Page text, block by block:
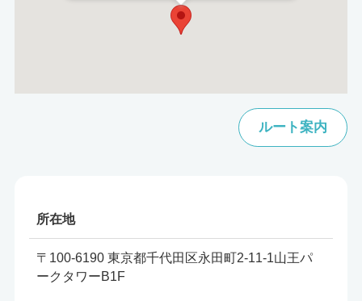
ルート案内
所在地
〒100-6190 東京都千代田区永田町2-11-1山王パ
ークタワーB1F